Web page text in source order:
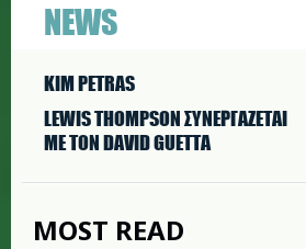
NEWS
KIM PETRAS
LEWIS THOMPSON ΣΥΝΕΡΓAΖΕΤΑΙ
ΜΕ ΤΟΝ DAVID GUETTA
MOST READ